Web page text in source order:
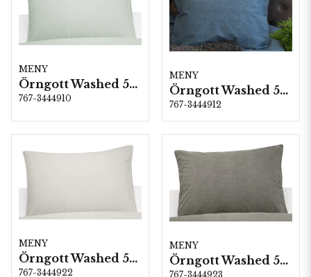
MENY
Örngott Washed 50x60 cm Grön
767-3444910
MENY
Örngott Washed 50x60 cm Marin
767-3444912
MENY
Örngott Washed 50x60 cm Linne
767-3444922
MENY
Örngott Washed 50x60 cm Grå
767-3444923